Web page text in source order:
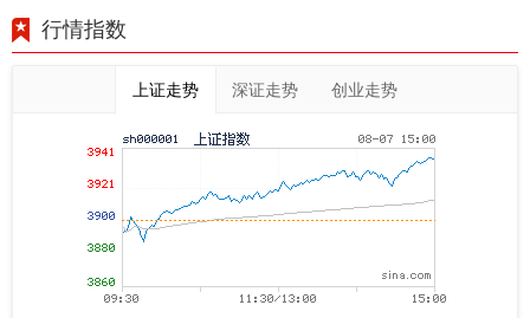
行情指数
上证走势 深证走势 创业走势